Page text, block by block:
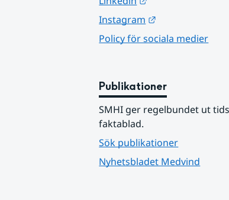
Instagram
Policy för sociala medier
Publikationer
SMHI ger regelbundet ut
faktablad.
Sök publikationer
Nyhetsbladet Medvind